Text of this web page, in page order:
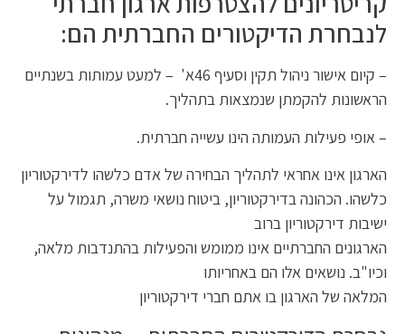
לנבחרת הדיקטורים החברתית הם:
– קיום אישור ניהול תקין וסעיף 46א' – למעט עמותות בשנתיים
הראשונות להקמתן שנמצאות בתהליך.
– אופי פעילות העמותה הינו עשייה חברתית.
הארגון אינו אחראי לתהליך הבחירה של אדם כלשהו לדירקטוריון
כלשהו. הכהונה בדירקטוריון, ביטוח נושאי משרה, תגמול על
ישיבות דירקטוריון ברוב
הארגונים החברתיים אינו ממומש והפעילות בהתנדבות מלאה,
וכיו"ב. נושאים אלו הם באחריותו
המלאה של הארגון בו אתם חברי דירקטוריון